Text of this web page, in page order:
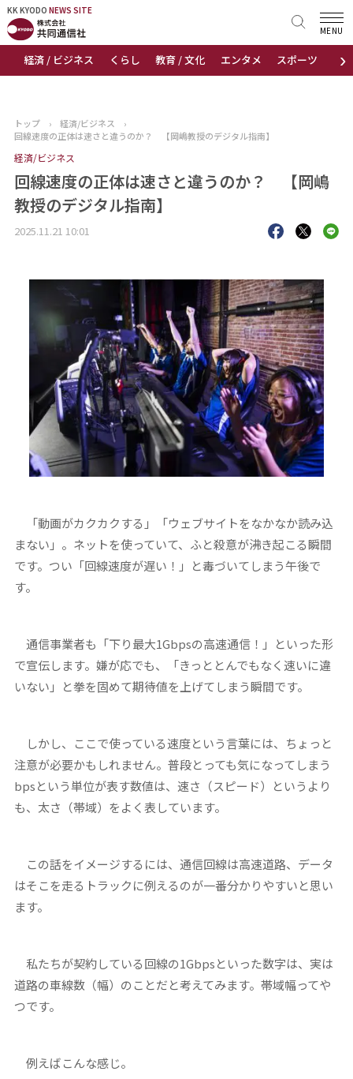
KK KYODO NEWS SITE
›
経済 / ビジネス くらし 教育 / 文化 エンタメ スポーツ 地域
MENU
KK KYODONEWS SITE
トップページ
ニュース
おすすめコンテンツ
出版物
トップ › 経済/ビジネス
›
回線速度の正体は速さと違うのか？ 【岡嶋教授のデジタル指南】
経済/ビジネス
回線速度の正体は速さと違うのか？ 【岡嶋
教授のデジタル指南】
2025.11.21 10:01
「動画がカクカクする」「ウェブサイトをなかなか読み込
まない」。ネットを使っていて、ふと殺意が沸き起こる瞬間
です。つい「回線速度が遅い！」と毒づいてしまう午後で
す。
通信事業者も「下り最大1Gbpsの高速通信！」といった形
で宣伝します。嫌が応でも、「きっととんでもなく速いに違
いない」と拳を固めて期待値を上げてしまう瞬間です。
しかし、ここで使っている速度という言葉には、ちょっと
注意が必要かもしれません。普段とっても気になってしまう
bpsという単位が表す数値は、速さ（スピード）というより
も、太さ（帯域）をよく表しています。
この話をイメージするには、通信回線は高速道路、データ
はそこを走るトラックに例えるのが一番分かりやすいと思い
ます。
私たちが契約している回線の1Gbpsといった数字は、実は
道路の車線数（幅）のことだと考えてみます。帯域幅ってや
つです。
例えばこんな感じ。